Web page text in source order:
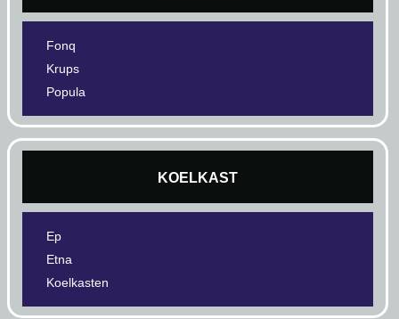
Fonq
Krups
Popula
KOELKAST
Ep
Etna
Koelkasten